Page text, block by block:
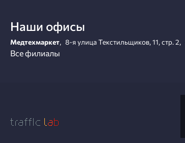
Наши офисы
Медтехмаркет, 8-я улица Текстильщиков, 11, стр. 2,
Все филиалы